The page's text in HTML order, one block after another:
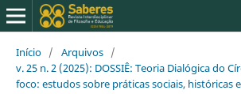
Início / Arquivos /
v. 25 n. 2 (2025): DOSSIÊ: Teoria Dialógica do
foco: estudos sobre práticas sociais, históricas